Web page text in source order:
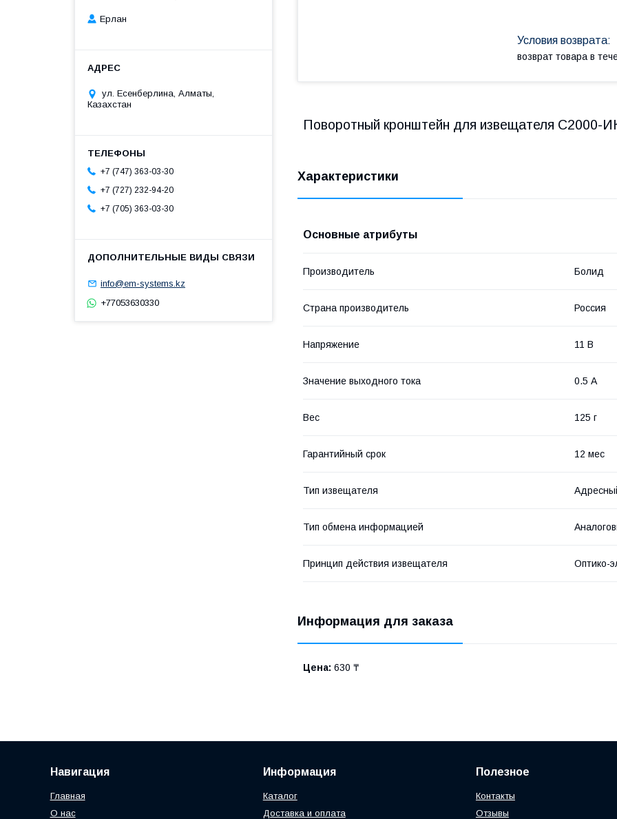
возврат товара в
Поворотный кронштейн для извещателя С2000-
Характеристики
Основные атрибуты
Производитель Болид
Страна производитель Россия
Напряжение 11 В
Значение выходного тока 0.5 А
Вес 125 г
Гарантийный срок 12 мес
Тип извещателя
Тип обмена информацией
Принцип действия извещателя Оптико-
Информация для заказа
Цена: 630 ₸
Ерлан
ул. Есенберлина, Алматы,
Казахстан
+7 (747) 363-03-30
+7 (727) 232-94-20
+7 (705) 363-03-30
info@em-systems.kz
+77053630330
Навигация
Главная
О нас
Информация
Каталог
Доставка и оплата
Полезное
Контакты
Отзывы